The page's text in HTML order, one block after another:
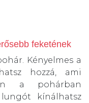
feketének
Kényelmes a
hozzá, ami
a pohárban
kínálhatsz